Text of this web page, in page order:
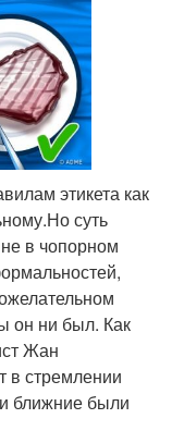
этикета как
суть
в чопорном
он ни был. Как
Жан
в стремлении
ближние были